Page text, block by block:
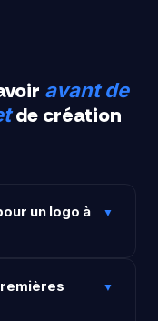
avant de
de création
un logo à
▼
sans surprise, en▼